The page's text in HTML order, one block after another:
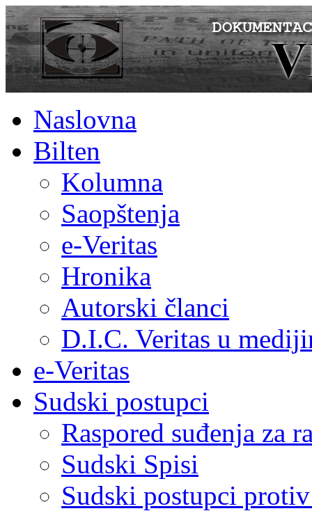
Naslovna
Bilten
Kolumna
Saopštenja
e-Veritas
Hronika
Autorski članci
D.I.C. Veritas u
e-Veritas
Sudski postupci
Raspored suđenja za
Sudski Spisi
Sudski postupci